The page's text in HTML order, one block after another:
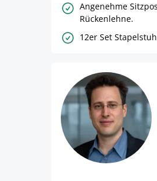
Angenehme
Rückenlehne.
12er Set